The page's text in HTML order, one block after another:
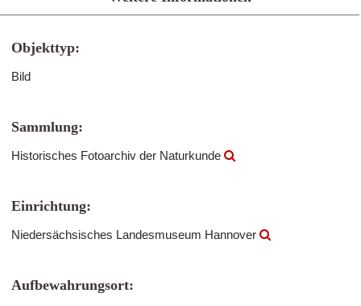
Objekttyp:
Bild
Sammlung:
Historisches Fotoarchiv der Naturkunde
Einrichtung:
Niedersächsisches Landesmuseum Hannover
Aufbewahrungsort: